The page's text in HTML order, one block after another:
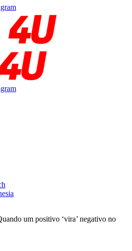
um positivo ‘vira’ negativo no